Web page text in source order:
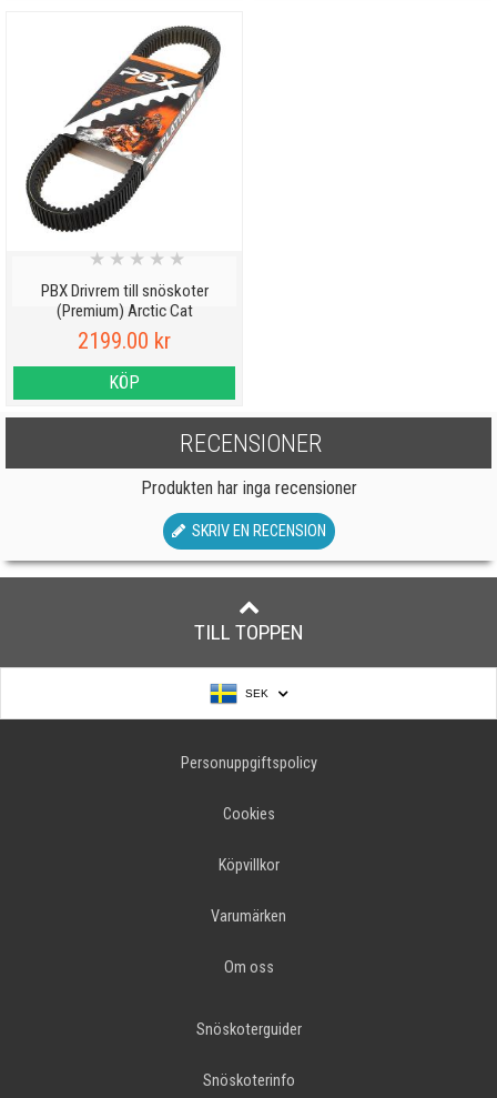
PBX Drivrem till snöskoter
(Premium) Arctic Cat
★ ★ ★ ★ ★
2199.00 kr
KÖP
RECENSIONER
Produkten har inga recensioner
SKRIV EN RECENSION
TILL TOPPEN
SEK
Personuppgiftspolicy
Cookies
Köpvillkor
Varumärken
Om oss
Snöskoterguider
Snöskoterinfo